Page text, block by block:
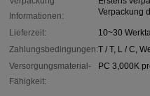
Informationen:
Verpackung
Lieferzeit:
10~30
Zahlungsbedingungen:T / T, L / C,
Versorgungsmaterial-
Fähigkeit:
PC 3,000K